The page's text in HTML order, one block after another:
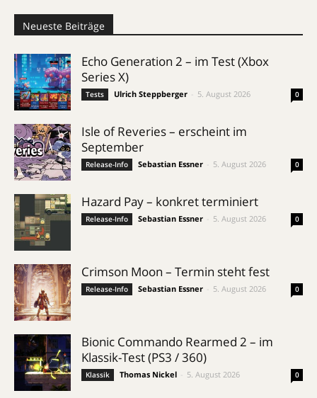
Neueste Beiträge
Echo Generation 2 – im Test (Xbox
Series X)
Tests Ulrich Steppberger 5. August 2026 0
Isle of Reveries – erscheint im
September
Release-Info Sebastian Essner 5. August 2026 0
Hazard Pay – konkret terminiert
Release-Info Sebastian Essner 5. August 2026 0
Crimson Moon – Termin steht fest
Release-Info Sebastian Essner 5. August 2026 0
Bionic Commando Rearmed 2 – im
Klassik-Test (PS3 / 360)
Klassik Thomas Nickel 5. August 2026 0